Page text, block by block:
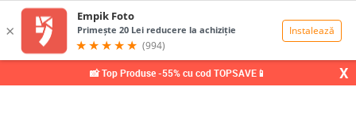
📸 Top Produse -55% cu cod TOPSAVE📱 X